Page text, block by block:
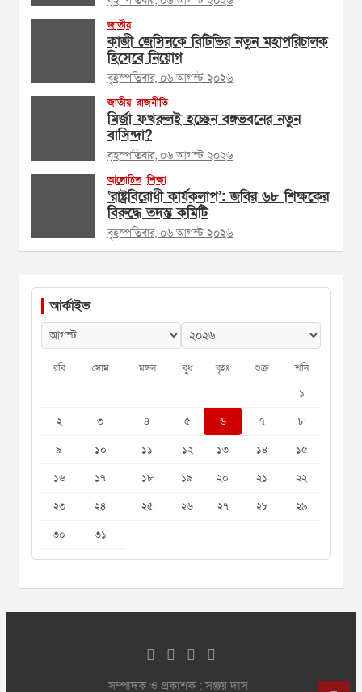
জাতীয়
কাজী জেসিনকে বিটিভির নতুন মহাপরিচালক
হিসেবে নিয়োগ
বৃহস্পতিবার, ০৬ আগস্ট ২০২৬
জাতীয় রাজনীতি
মির্জা ফখরুলই হচ্ছেন বঙ্গভবনের নতুন
বাসিন্দা?
বৃহস্পতিবার, ০৬ আগস্ট ২০২৬
আলোচিত শিক্ষা
‘রাষ্ট্রবিরোধী কার্যকলাপ’: জবির ৬৮ শিক্ষকের
বিরুদ্ধে তদন্ত কমিটি
বৃহস্পতিবার, ০৬ আগস্ট ২০২৬
আর্কাইভ
রবি সোম মঙ্গল বুধ বৃহঃ শুক্র শনি
১
২
৩ ৪ ৫ ৬ ৭
৮
৯
১০ ১১ ১২ ১৩ ১৪
১৫
১৬
১৭ ১৮ ১৯ ২০ ২১
২২
২৩
২৪ ২৫ ২৬ ২৭ ২৮
২৯
৩০
৩১
সম্পাদক ও প্রকাশক : সঞ্জয় দাস